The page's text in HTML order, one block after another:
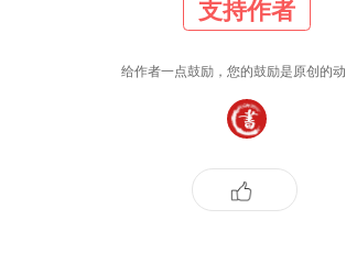
以日常常用的「诚信」「厚德
为例：单字起笔棱角分明，严
度，笔力劲挺；行笔衔接自然
处融入行书流动气韵，无呆板
终收紧不涣散，字形扛肩有度
稳健；通篇排布疏密均衡，既
支持作者
给作者一点鼓励，您的鼓励是原创的动